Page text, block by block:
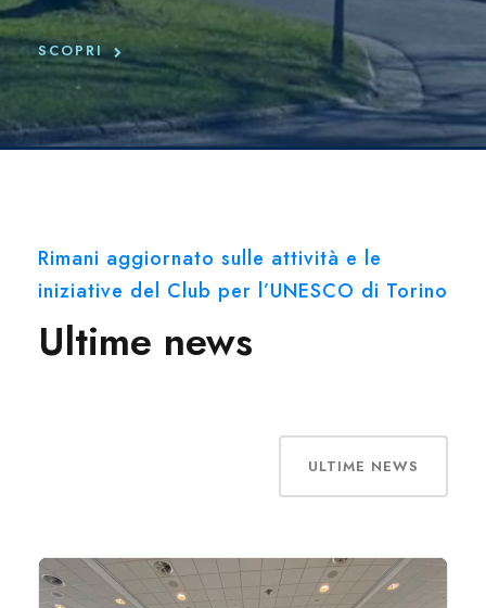
SCOPRI
Rimani aggiornato sulle attività e le
iniziative del Club per l’UNESCO di Torino
Ultime news
ULTIME NEWS